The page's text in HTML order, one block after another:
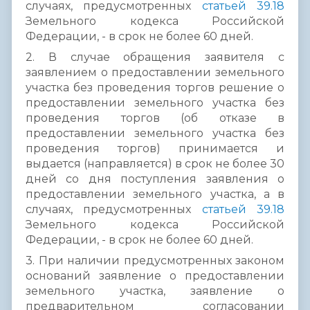
случаях, предусмотренных статьей 39.18
Земельного кодекса Российской
Федерации, - в срок не более 60 дней.
2. В случае обращения заявителя с
заявлением о предоставлении земельного
участка без проведения торгов решение о
предоставлении земельного участка без
проведения торгов (об отказе в
предоставлении земельного участка без
проведения торгов) принимается и
выдается (направляется) в срок не более 30
дней со дня поступления заявления о
предоставлении земельного участка, а в
случаях, предусмотренных статьей 39.18
Земельного кодекса Российской
Федерации, - в срок не более 60 дней.
3. При наличии предусмотренных законом
оснований заявление о предоставлении
земельного участка, заявление о
предварительном согласовании